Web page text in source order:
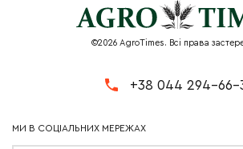
©2026 AgroTimes. Всі права
+38 044 294-66-